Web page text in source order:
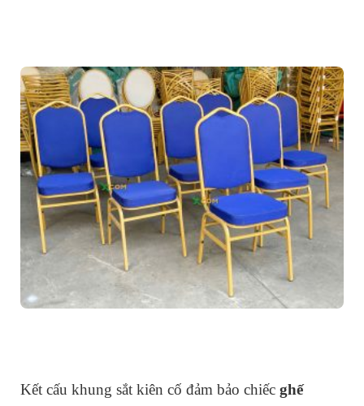
Kết cấu khung sắt kiên cố đảm bảo chiếc ghế